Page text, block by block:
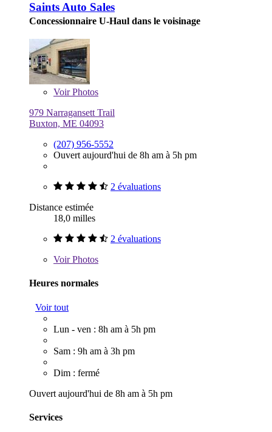
Saints Auto Sales
Concessionnaire U-Haul dans le voisinage
VoirPhotos
979 Narragansett Trail
Buxton, ME 04093
(207) 956-5552
Ouvert aujourd'hui de 8h am à 5h pm
2 évaluations
Distance estimée
18,0 milles
2 évaluations
VoirPhotos
Heures normales
Voir tout
Lun - ven : 8h am à 5h pm
Sam : 9h am à 3h pm
Dim : fermé
Ouvert aujourd'hui de 8h am à 5h pm
Services